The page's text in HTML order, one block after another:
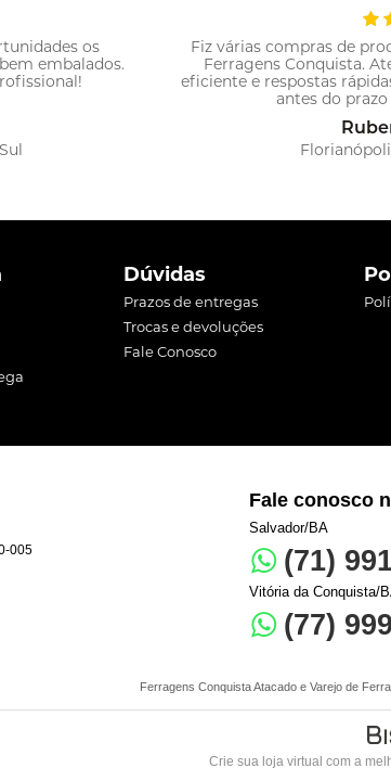
os
embalados.
Fiz várias compras de
Ferragens Conquista.
eficiente e respostas
antes do
Dúvidas
Prazos de entregas
Trocas e devoluções
Fale Conosco
005
Fale conosco
Salvador/BA
(71)
Vitória da Conquista/
(77)
Ferragens Conquista Atacado e Varejo de
Crie sua loja virtual com a